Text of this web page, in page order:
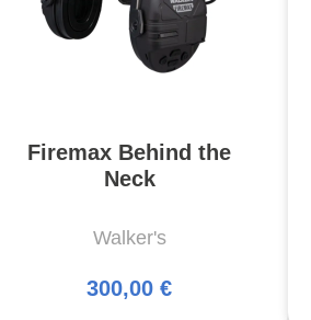
Firemax Behind the
Neck
Walker's
300,00 €